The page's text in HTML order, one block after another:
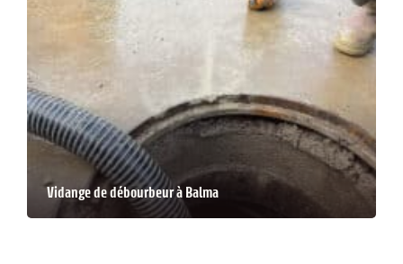
Vidange de débourbeur à Balma